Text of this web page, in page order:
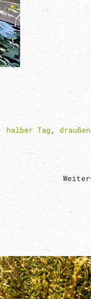
halber Tag , draußen
Weiter